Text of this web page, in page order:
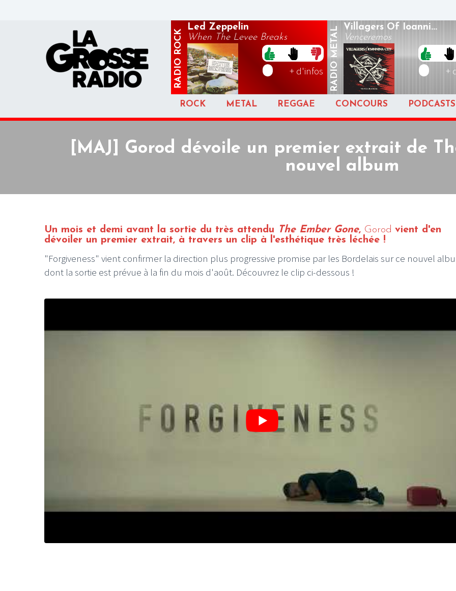
RADIO
ROCK
Led Zeppelin
When The Levee Breaks
+ d'infos RADIO
METAL Villagers Of Ioanni...
Venceremos
+
ROCK METAL REGGAE CONCOURS PODCASTS
[MAJ] Gorod dévoile un premier extrait de
nouvel album
Un mois et demi avant la sortie du très attendu The Ember Gone, Gorod vient d'en
dévoiler un premier extrait, à travers un clip à l'esthétique très léchée !
"Forgiveness" vient confirmer la direction plus progressive promise par les Bordelais sur ce nouvel
dont la sortie est prévue à la fin du mois d'août. Découvrez le clip ci-dessous !